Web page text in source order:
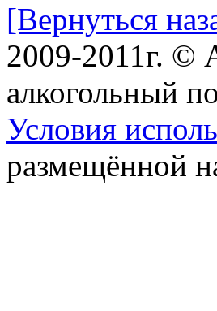
[Вернуться
2009-2011г. ©
алкогольный
Условия
размещённой